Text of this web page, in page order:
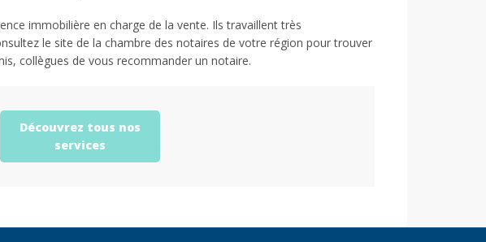
immobilière en charge de la vente. Ils travaillent très
le site de la chambre des notaires de votre région pour trouver
collègues de vous recommander un notaire.
Découvrez tous nos
services